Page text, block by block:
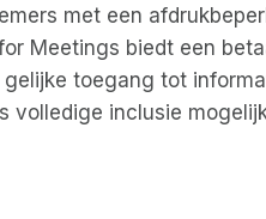
met een
Meetings biedt een
toegang tot
volledige inclusie